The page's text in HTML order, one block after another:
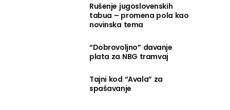
Rušenje jugoslovenskih
tabua – promena pola kao
novinska tema
“Dobrovoljno” davanje
plata za NBG tramvaj
Tajni kod “Avala” za
spašavanje